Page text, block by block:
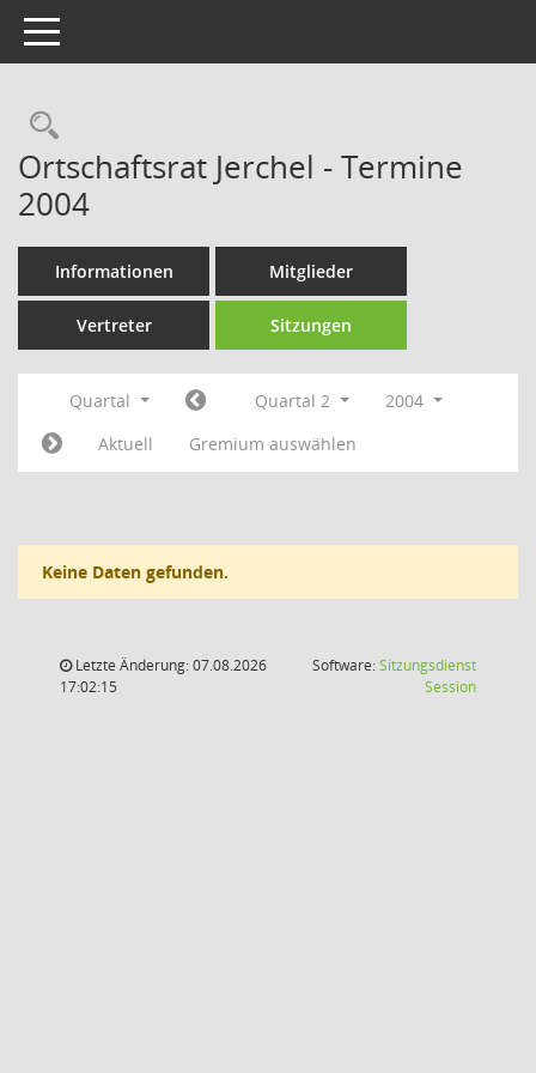
Toggle navigation
Rechercheauswahl
Ortschaftsrat Jerchel - Termine
2004
Informationen Mitglieder
Vertreter Sitzungen
Quartal Quartal 2
2004
Aktuell
Gremium auswählen
Keine Daten gefunden.
Letzte Änderung: 07.08.2026
17:02:15
Software:Sitzungsdienst
Session(Wird in